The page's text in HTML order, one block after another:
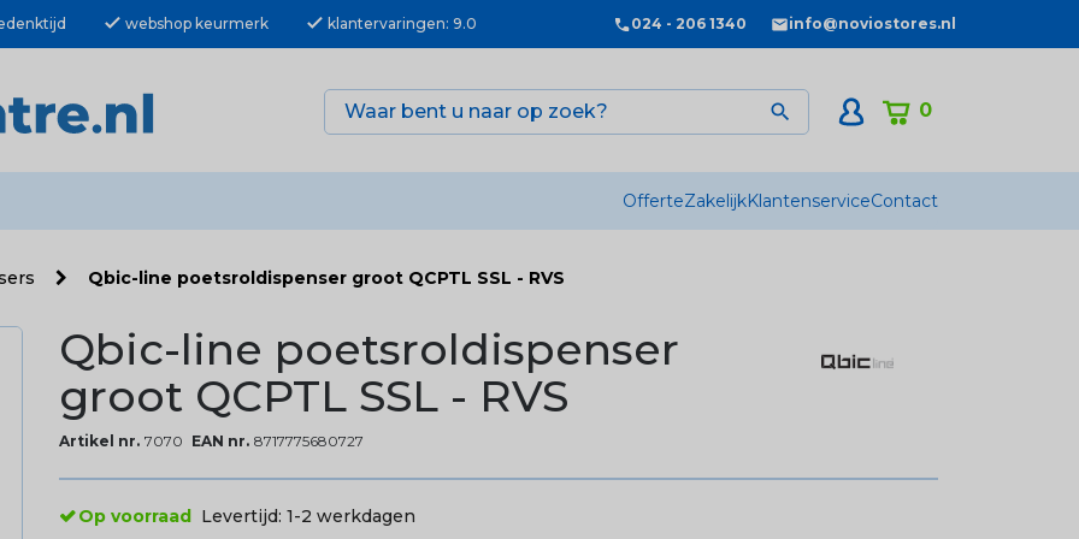
check webshop keurmerk check klantervaringen: 9.0 024 - 206 1340 info@noviostores.nl
0

OfferteZakelijkKlantenserviceContact
Qbic-line poetsroldispenser groot QCPTL SSL - RVS
Qbic-line poetsroldispenser
groot QCPTL SSL - RVS
Artikel nr. 7070 EAN nr. 8717775680727
Op voorraad Levertijd: 1-2 werkdagen